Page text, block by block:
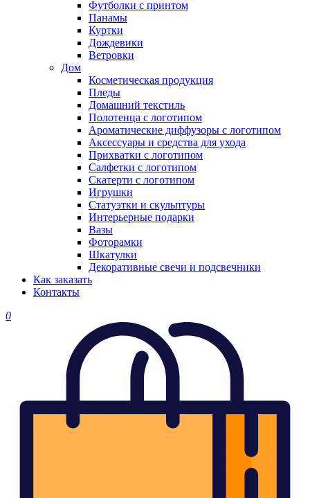
Футболки с принтом
Панамы
Куртки
Дождевики
Ветровки
Дом
Косметическая продукция
Пледы
Домашний текстиль
Полотенца с логотипом
Ароматические диффузоры с логотипом
Аксессуары и средства для ухода
Прихватки с логотипом
Салфетки с логотипом
Скатерти с логотипом
Игрушки
Статуэтки и скульптуры
Интерьерные подарки
Вазы
Фоторамки
Шкатулки
Декоративные свечи и подсвечники
Как заказать
Контакты
0